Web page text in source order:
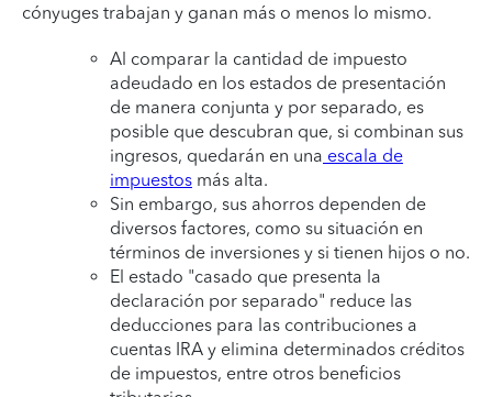
cónyuges trabajan y ganan más o menos lo mismo.
Al comparar la cantidad de impuesto
adeudado en los estados de presentación
de manera conjunta y por separado, es
posible que descubran que, si combinan sus
ingresos, quedarán en una escala de
impuestos más alta.
Sin embargo, sus ahorros dependen de
diversos factores, como su situación en
términos de inversiones y si tienen hijos o no.
El estado "casado que presenta la
declaración por separado" reduce las
deducciones para las contribuciones a
cuentas IRA y elimina determinados créditos
de impuestos, entre otros beneficios